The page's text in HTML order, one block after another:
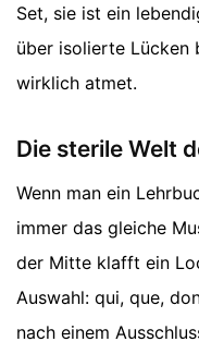
Set, sie ist ein
über isolierte Lücken
wirklich atmet.
Die sterile Welt
Wenn man ein
immer das gleiche
der Mitte klafft ein
Auswahl: qui, que,
nach einem